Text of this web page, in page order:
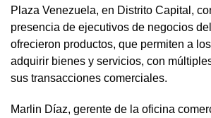
Plaza Venezuela, en Distrito Capital,
presencia de ejecutivos de negocios
ofrecieron productos, que permiten a
adquirir bienes y servicios, con
sus transacciones comerciales.
Marlin Díaz, gerente de la oficina